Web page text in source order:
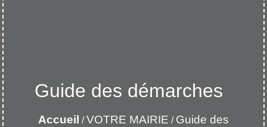
Guide des démarches
Accueil /VOTRE MAIRIE / Guide des